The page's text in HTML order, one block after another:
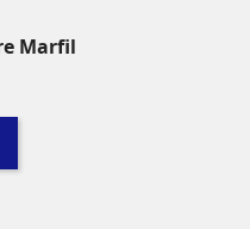
Marfil